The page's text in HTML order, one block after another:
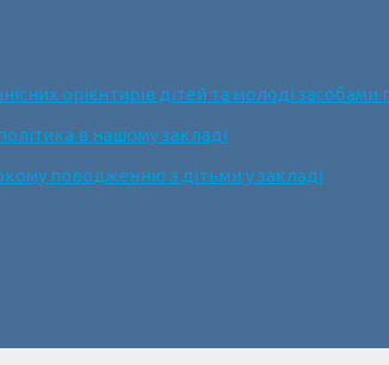
орієнтирів дітей та молоді засобами
в нашому закладі
поводженню з дітьми у закладі